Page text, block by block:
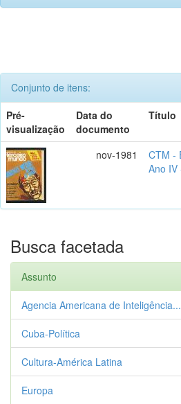
Conjunto de itens:
Pré-
visualização
Data do
documento
Título
nov-1981
CTM -
Ano IV
Busca facetada
Assunto
Agencia Americana de Inteligência...
Cuba-Política
Cultura-América Latina
Europa